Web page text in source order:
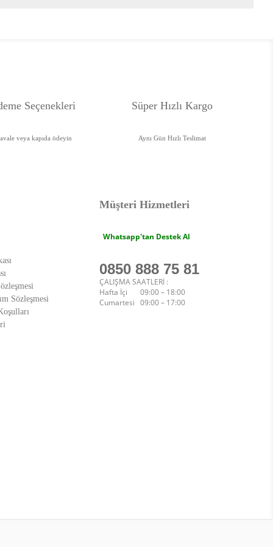
Seçenekleri
veya kapıda ödeyin
Süper Hızlı Kargo
Aynı Gün Hızlı Teslimat
Sözleşmesi
Müşteri Hizmetleri
Whatsapp'tan Destek Al
0850 888 75 81
ÇALIŞMA SAATLERİ :
Hafta İçi 09:00 – 18:00
Cumartesi 09:00 – 17:00